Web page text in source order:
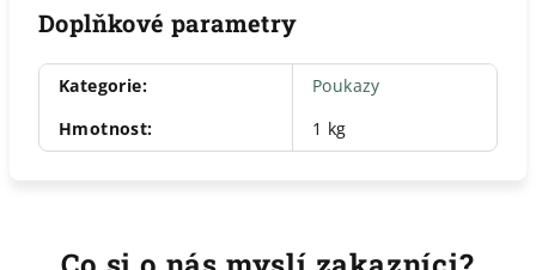
Doplňkové parametry
Kategorie:
Poukazy
Hmotnost: 1 kg